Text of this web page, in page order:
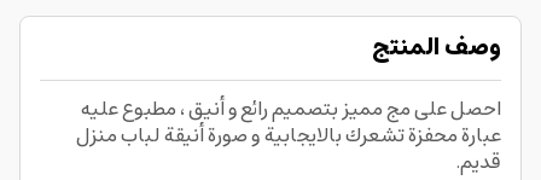
وصف المنتج
احصل على مج مميز بتصميم رائع و أنيق ، مطبوع عليه
عبارة محفزة تشعرك بالايجابية و صورة أنيقة لباب منزل
قديم.